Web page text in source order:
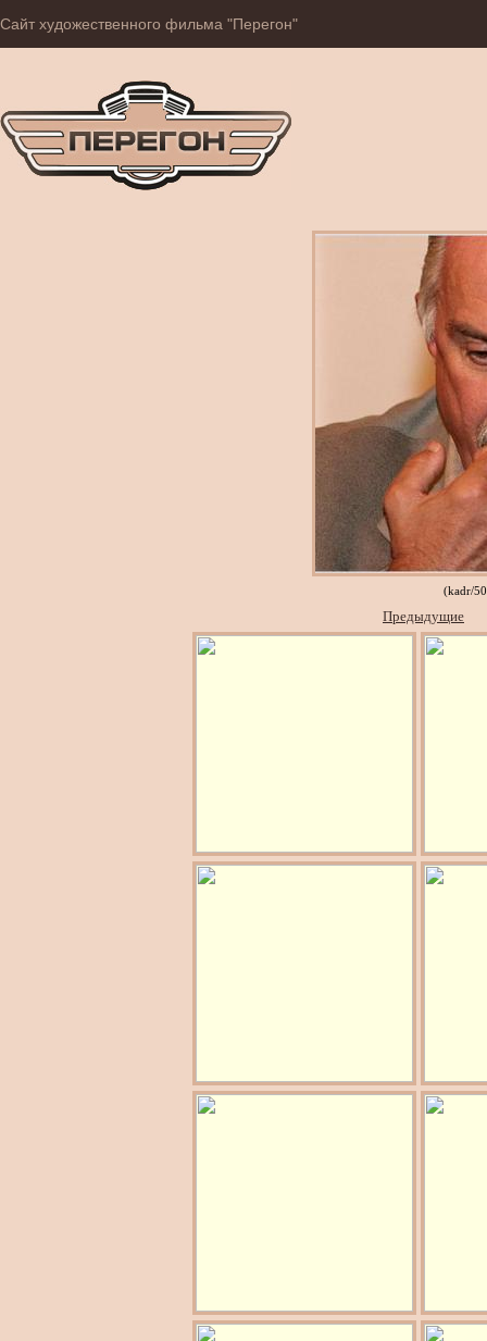
Сайт художественного фильма "Перегон"
(kadr/
Предыдущие